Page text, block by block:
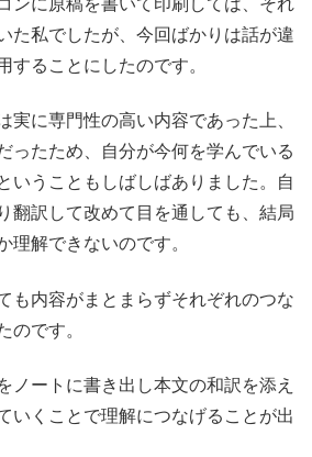
た私でしたが、今回ばかりは話が違
することにしたのです。
実に専門性の高い内容であった上、
ったため、自分が今何を学んでいる
いうこともしばしばありました。自
翻訳して改めて目を通しても、結局
理解できないのです。
も内容がまとまらずそれぞれのつな
のです。
ノートに書き出し本文の和訳を添え
いくことで理解につなげることが出